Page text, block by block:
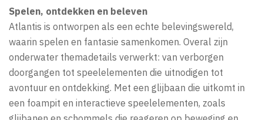
Spelen, ontdekken en beleven
Atlantis is ontworpen als een echte belevingswereld,
waarin spelen en fantasie samenkomen. Overal zijn
onderwater themadetails verwerkt: van verborgen
doorgangen tot speelelementen die uitnodigen tot
avontuur en ontdekking. Met een glijbaan die uitkomt in
een foampit en interactieve speelelementen, zoals